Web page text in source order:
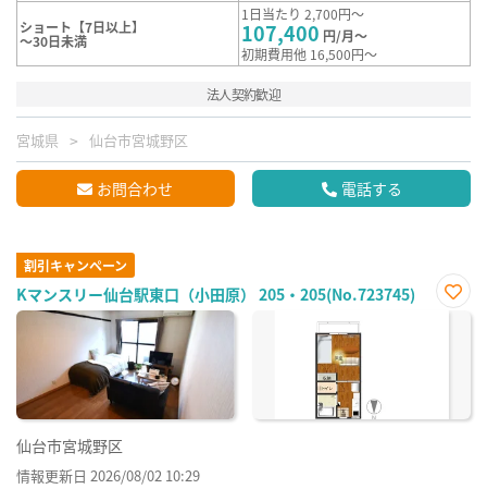
ショート【7日以上】
～30日未満
1日当たり 2,700円～
107,400 円/月～
初期費用他 16,500円～
法人契約歓迎
宮城県 仙台市宮城野区
お問合わせ 電話する
割引キャンペーン
Kマンスリー仙台駅東口（小田原） 205・205(No.723745)
お気
仙台市宮城野区
情報更新日 2026/08/02 10:29